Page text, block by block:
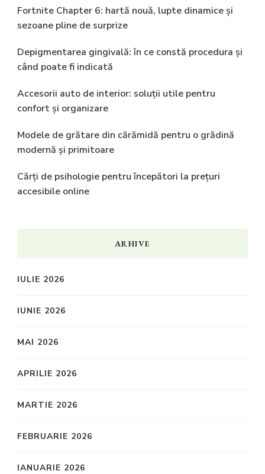
Fortnite Chapter 6: hartă nouă, lupte dinamice și
sezoane pline de surprize
Depigmentarea gingivală: în ce constă procedura și
când poate fi indicată
Accesorii auto de interior: soluții utile pentru
confort și organizare
Modele de grătare din cărămidă pentru o grădină
modernă și primitoare
Cărți de psihologie pentru începători la prețuri
accesibile online
ARHIVE
IULIE 2026
IUNIE 2026
MAI 2026
APRILIE 2026
MARTIE 2026
FEBRUARIE 2026
IANUARIE 2026